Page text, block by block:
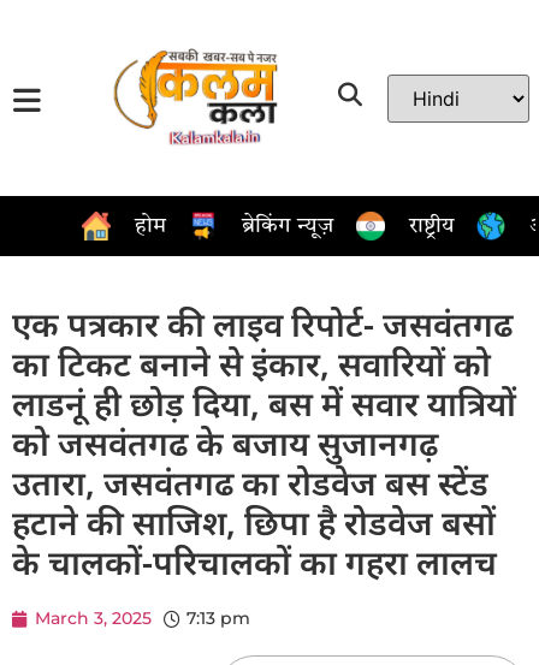
होम ब्रेकिंग न्यूज़ राष्ट्रीय
एक पत्रकार की लाइव रिपोर्ट- जसवंतगढ
का टिकट बनाने से इंकार, सवारियों को
लाडनूं ही छोड़ दिया, बस में सवार यात्रियों
को जसवंतगढ के बजाय सुजानगढ़
उतारा, जसवंतगढ का रोडवेज बस स्टेंड
हटाने की साजिश, छिपा है रोडवेज बसों
के चालकों-परिचालकों का गहरा लालच
March 3, 2025 7:13 pm